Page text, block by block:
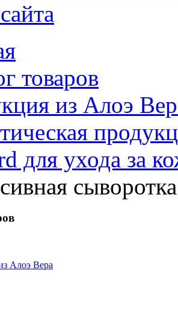
товаров
из Алоэ
для ухода за
Алоэ Вера